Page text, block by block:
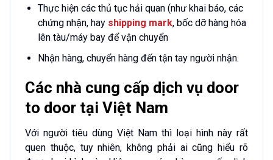
Thực hiện các thủ tục hải quan (như khai báo, các
chứng nhận, hay shipping mark, bốc dỡ hàng hóa
lên tàu/máy bay để vận chuyển
Nhận hàng, chuyển hàng đến tận tay người nhận.
Các nhà cung cấp dịch vụ door
to door tại Việt Nam
Với người tiêu dùng Việt Nam thì loại hình này rất
quen thuộc, tuy nhiên, không phải ai cũng hiểu rõ